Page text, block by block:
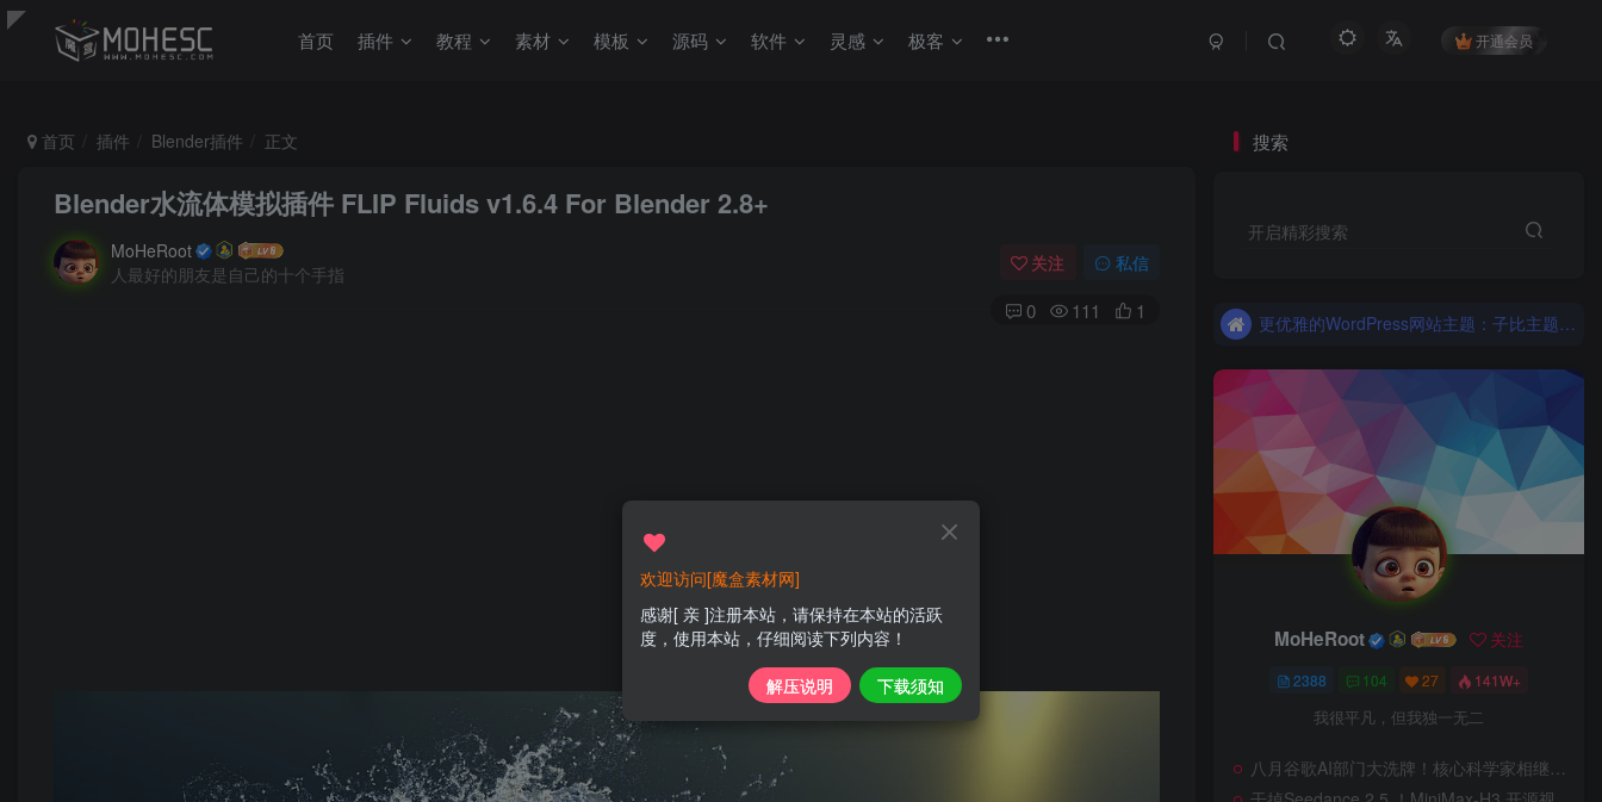
首页 插件 教程 素材 模板 源码 软件 灵感 极客 开通会员
首页 插件 Blender插件 正文
Blender水流体模拟插件 FLIP Fluids v1.6.4 For Blender 2.8+
MoHeRoot
人最好的朋友是自己的十个手指
关注 私信
0 111 1
搜索
开启精彩搜索
子比主题，更优雅的Wordpress主题
子比主题，更优雅的Wordpress主题
MoHeRoot 关注
2388 104 27 141W+
我很平凡，但我独一无二
八月谷歌AI部门大洗牌！核心科学家相继离职后，Gemini体验反而逆袭，智商又占据大脑了，桌面版补齐网页版功能，图片/视频生成全面升级
欢迎访问[魔盒素材网]
感谢[ 亲 ]注册本站，请保持在本站的活跃
度，使用本站，仔细阅读下列内容！
解压说明 下载须知